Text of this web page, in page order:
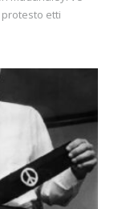
protesto etti